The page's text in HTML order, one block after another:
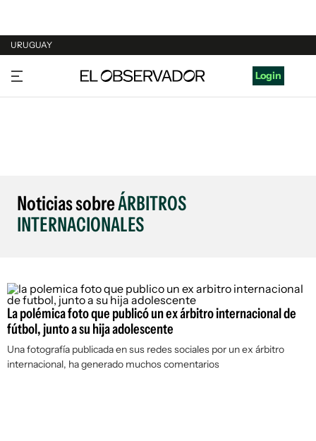
URUGUAY
URUGUAY
ARGENTINA
Login
Noticias sobreÁRBITROS
INTERNACIONALES
La polémica foto que publicó un ex árbitro internacional de
fútbol, junto a su hija adolescente
Una fotografía publicada en sus redes sociales por un ex árbitro
internacional, ha generado muchos comentarios